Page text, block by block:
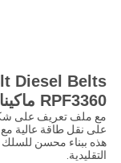
Diesel Belts
RPF3360 ماكينات أجزاء المحرك
مع ملف تعريف على
على نقل طاقة عالية
التقليدية.